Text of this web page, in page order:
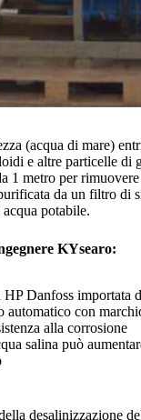
(acqua di mare)
e altre particelle di
1 metro per
da un filtro di
potabile.
KYsearo:
Danfoss importata
con
alla corrosione
salina può
desalinizzazione